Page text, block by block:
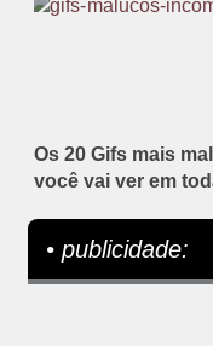
Os 20 Gifs mais
você vai ver em
• publicidade: